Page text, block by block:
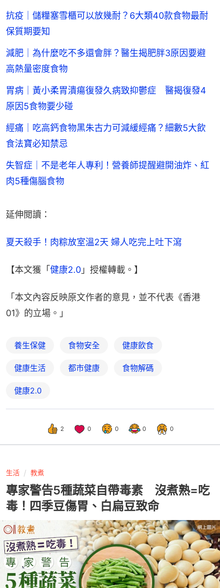
抗疫｜儲糧塞雪櫃可以放幾耐？6大類40款食物最耐
保質期要知
減肥｜為什麼吃不多還會胖？醫生揭肥胖3原因要避
高熱量密度食物
胃病｜黃小柔胃潰瘍復發久病致抑鬱症 醫揭復發4
原因5食物要少碰
經痛｜吃高鈣食物黑朱古力可減緩經痛？細數5大飲
食法寶必知禁忌
失智症｜不是老年人專利！營養師提醒避開油炸、紅
肉5種傷腦食物
延伸閲讀：
夏天殺手！肉粽放室溫2天 婦人吃完上吐下瀉
【本文獲「 健康2.0 」授權轉載。】
「本文內容反映原文作者的意見，並不代表《香港
01》的立場。」
養生保健 食物安全 健康飲食
健康生活 都市健康 食物解碼
健康2.0
2 0 0 0 0
生活 教煮
專家警告5種蔬菜自帶毒素 沒煮熟=吃
毒！四季豆傷胃、白扁豆致命